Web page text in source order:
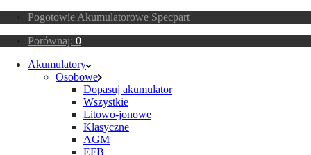
Pogotowie Akumulatorowe Specpart
Porównaj: 0
Akumulatory
Osobowe
Dopasuj akumulator
Wszystkie
Litowo-jonowe
Klasyczne
AGM
EFB